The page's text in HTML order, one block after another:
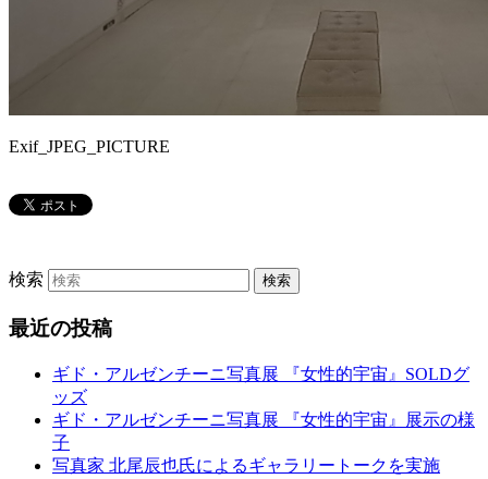
Exif_JPEG_PICTURE
検索
最近の投稿
ギド・アルゼンチーニ写真展 『女性的宇宙』SOLDグ
ッズ
ギド・アルゼンチーニ写真展 『女性的宇宙』展示の様
子
写真家 北尾辰也氏によるギャラリートークを実施